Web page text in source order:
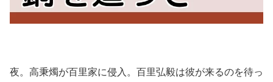
夜。高秉燭が百里家に侵入。百里弘毅は彼が来るのを待っ